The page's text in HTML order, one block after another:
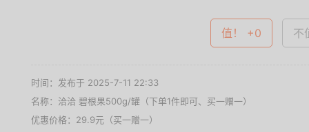
值！ +0 不
时间：发布于 2025-7-11 22:33
名称： 洽洽 碧根果500g/罐（下单1件即可、买一赠一）
优惠价格： 29.9元（买一赠一）